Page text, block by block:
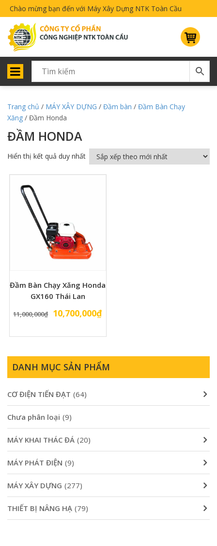
Chào mừng bạn đến với Máy Xây Dựng NTK Toàn Cầu
Trang chủ / MÁY XÂY DỰNG / Đầm bàn / Đầm Bàn Chạy
Xăng / Đầm Honda
ĐẦM HONDA
Hiển thị kết quả duy nhất
Đầm Bàn Chạy Xăng Honda
GX160 Thái Lan
11,000,000₫ Giá
là:
10,700,000₫Giá
tại
10,700,000₫.
DANH MỤC SẢN PHẨM
CƠ ĐIỆN TIẾN ĐẠT (64)
Chưa phân loại (9)
MÁY KHAI THÁC ĐÁ (20)
MÁY PHÁT ĐIỆN (9)
MÁY XÂY DỰNG (277)
THIẾT BỊ NÂNG HẠ (79)